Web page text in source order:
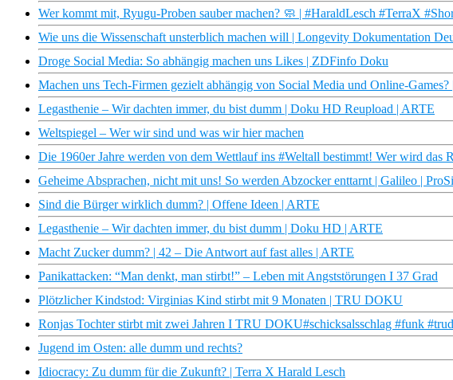
Wer kommt mit, Ryugu-Proben sauber machen? 🧼 | #HaraldLesch #TerraX
Wie uns die Wissenschaft unsterblich machen will | Longevity Dokumentation
Droge Social Media: So abhängig machen uns Likes | ZDFinfo Doku
Machen uns Tech-Firmen gezielt abhängig von Social Media und Online-
Legasthenie – Wir dachten immer, du bist dumm | Doku HD Reupload | ARTE
Weltspiegel – Wer wir sind und was wir hier machen
Die 1960er Jahre werden von dem Wettlauf ins #Weltall bestimmt! Wer wird das
Geheime Absprachen, nicht mit uns! So werden Abzocker enttarnt | Galileo |
Sind die Bürger wirklich dumm? | Offene Ideen | ARTE
Legasthenie – Wir dachten immer, du bist dumm | Doku HD | ARTE
Macht Zucker dumm? | 42 – Die Antwort auf fast alles | ARTE
Panikattacken: “Man denkt, man stirbt!” – Leben mit Angststörungen I 37 Grad
Plötzlicher Kindstod: Virginias Kind stirbt mit 9 Monaten | TRU DOKU
Ronjas Tochter stirbt mit zwei Jahren I TRU DOKU#schicksalsschlag #funk
Jugend im Osten: alle dumm und rechts?
Idiocracy: Zu dumm für die Zukunft? | Terra X Harald Lesch